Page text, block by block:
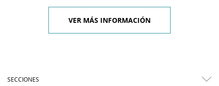
VER MÁS INFORMACIÓN
SECCIONES